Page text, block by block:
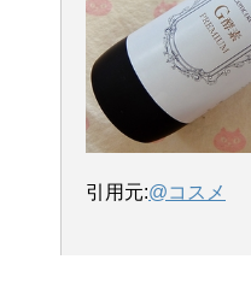
引用元:@コスメ